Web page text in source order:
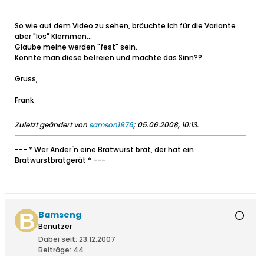
So wie auf dem Video zu sehen, bräuchte ich für die Variante
aber "los" Klemmen...
Glaube meine werden "fest" sein.
Könnte man diese befreien und machte das Sinn??
Gruss,
Frank
Zuletzt geändert von samson1976; 05.06.2008, 10:13.
--- * Wer Ander´n eine Bratwurst brät, der hat ein
Bratwurstbratgerät * ---
Bamseng
Benutzer
Dabei seit: 23.12.2007
Beiträge: 44